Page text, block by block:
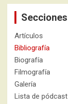
Artículos
Bibliografía
Biografía
Filmografía
Galería
Lista de pódcast